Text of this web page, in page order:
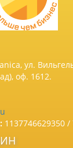
ул.
оф. 1612.
1137746629350 /